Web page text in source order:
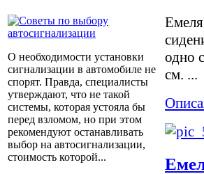
О необходимости установки
сигнализации в автомобиле не
спорят. Правда, специалисты
утверждают, что не такой
системы, которая устояла бы
перед взломом, но при этом
рекомендуют останавливать
выбор на автосигнализации,
стоимость которой...
одно
см. ...